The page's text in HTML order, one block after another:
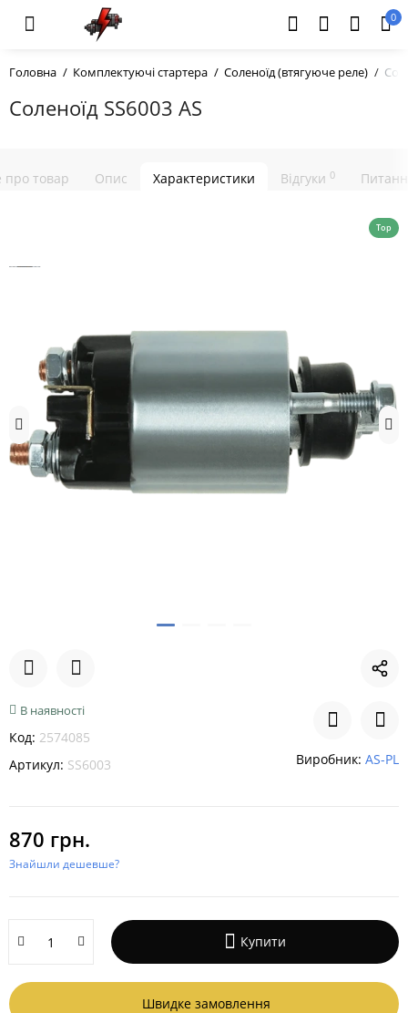
0
Головна Комплектуючі стартера Соленоїд (втягуюче реле)
Соленоїд SS6003 AS
про товар Опис Характеристики Відгуки 0
Top
В наявності
Код: 2574085
Артикул: SS6003 Виробник: AS-PL
870 грн.
Знайшли дешевше?
Купити
Швидке замовлення